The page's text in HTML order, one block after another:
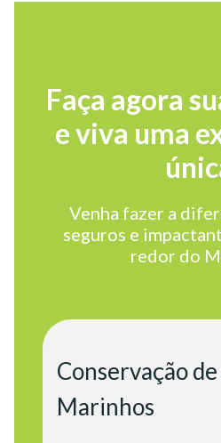
Faça agora
e viva uma
Venha fazer a
seguros e
redor do
Conservação
Marinhos